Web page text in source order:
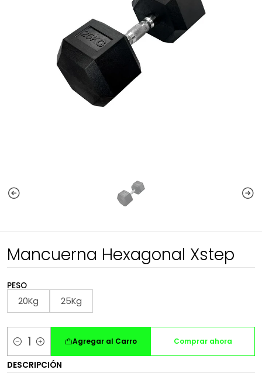
Mancuerna Hexagonal Xstep
PESO
20Kg 25Kg
Cantidad
Agregar al Carro Comprar ahora
DESCRIPCIÓN